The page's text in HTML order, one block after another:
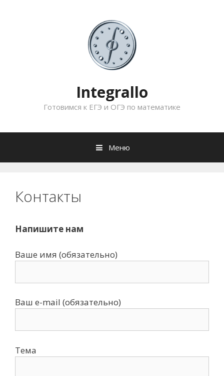
Integrallo
Готовимся к ЕГЭ и ОГЭ по математике
Меню
Контакты
Напишите нам
Ваше имя (обязательно)
Ваш e-mail (обязательно)
Тема